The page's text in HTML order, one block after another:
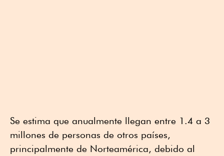
Se estima que anualmente llegan entre 1.4 a 3
millones de personas de otros países,
principalmente de Norteamérica, debido al